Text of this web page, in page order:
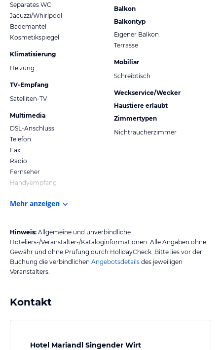
Separates WC
Jacuzzi/Whirlpool
Bademantel
Kosmetikspiegel
Klimatisierung
Heizung
TV-Empfang
Satelliten-TV
Multimedia
DSL-Anschluss
Telefon
Fax
Radio
Fernseher
Handyempfang
Balkon
Balkontyp
Eigener Balkon
Terrasse
Mobiliar
Schreibtisch
Weckservice/Wecker
Haustiere erlaubt
Zimmertypen
Nichtraucherzimmer
Mehr anzeigen
Hinweis: Allgemeine und unverbindliche
Hoteliers-/Veranstalter-/Kataloginformationen. Alle Angaben ohne
Gewähr und ohne Prüfung durch HolidayCheck. Bitte lies vor der
Buchung die verbindlichen Angebotsdetails des jeweiligen
Veranstalters.
Kontakt
Hotel Mariandl Singender Wirt